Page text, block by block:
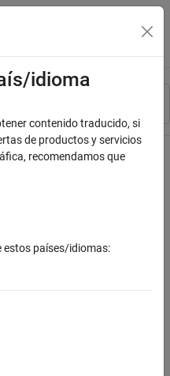
de navegación
idioma
contenido traducido, si
de productos y servicios
recomendamos que
estos países/idiomas: